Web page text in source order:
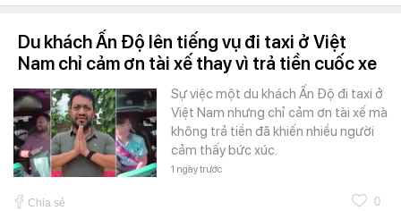
Du khách Ấn Độ lên tiếng vụ đi taxi ở Việt
Nam chỉ cảm ơn tài xế thay vì trả tiền cuốc xe
Sự việc một du khách Ấn Độ đi taxi ở
Việt Nam nhưng chỉ cảm ơn tài xế mà
không trả tiền đã khiến nhiều người
cảm thấy bức xúc.
1 ngày trước
Chia sẻ 0